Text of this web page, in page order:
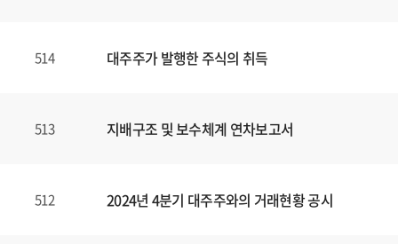
514 대주주가 발행한 주식의 취득
513 지배구조 및 보수체계 연차보고서
512 2024년 4분기 대주주와의 거래현황 공시